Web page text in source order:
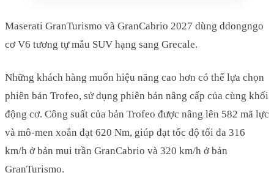
Maserati GranTurismo và GranCabrio 2027 dùng ddongngo
cơ V6 tương tự mẫu SUV hạng sang Grecale.
Những khách hàng muốn hiệu năng cao hơn có thể lựa chọn
phiên bản Trofeo, sử dụng phiên bản nâng cấp của cùng khối
động cơ. Công suất của bản Trofeo được nâng lên 582 mã lực
và mô-men xoắn đạt 620 Nm, giúp đạt tốc độ tối đa 316
km/h ở bản mui trần GranCabrio và 320 km/h ở bản
GranTurismo.